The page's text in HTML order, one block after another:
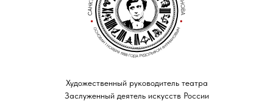
Художественный руководитель театра
Заслуженный деятель искусств России